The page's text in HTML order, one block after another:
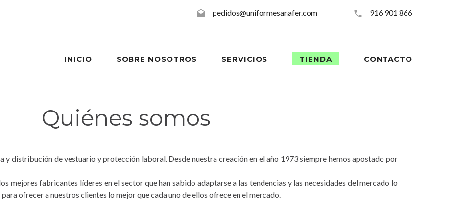
pedidos@uniformesanafer.com 916 901 866
INICIO SOBRE NOSOTROS SERVICIOS TIENDA CONTACTO
Quiénes somos
y distribución de vestuario y protección laboral. Desde nuestra creación en el año 1973 siempre hemos apostado por
mejores fabricantes líderes en el sector que han sabido adaptarse a las tendencias y las necesidades del mercado lo
ofrecer a nuestros clientes lo mejor que cada uno de ellos ofrece en el mercado.